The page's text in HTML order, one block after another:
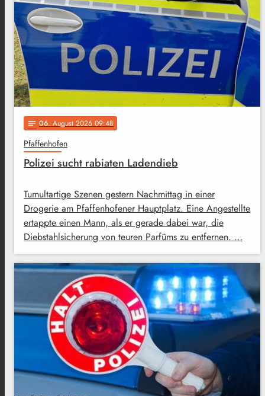
notes 06. August 2026 09:48
Pfaffenhofen
Polizei sucht rabiaten Ladendieb
Tumultartige Szenen gestern Nachmittag in einer
Drogerie am Pfaffenhofener Hauptplatz. Eine Angestellte
ertappte einen Mann, als er gerade dabei war, die
Diebstahlsicherung von teuren Parfüms zu entfernen. …